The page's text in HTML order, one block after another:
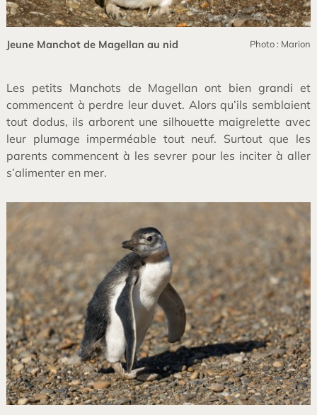
Jeune Manchot de Magellan au nid Photo : Marion
Les petits Manchots de Magellan ont bien grandi et
commencent à perdre leur duvet. Alors qu’ils semblaient
tout dodus, ils arborent une silhouette maigrelette avec
leur plumage imperméable tout neuf. Surtout que les
parents commencent à les sevrer pour les inciter à aller
s’alimenter en mer.